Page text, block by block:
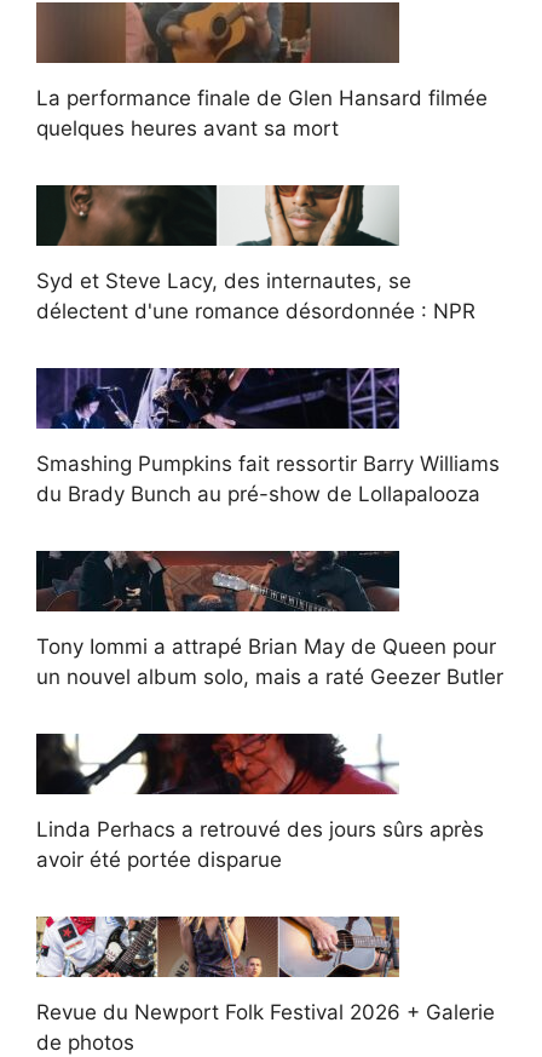
La performance finale de Glen Hansard filmée
quelques heures avant sa mort
Syd et Steve Lacy, des internautes, se
délectent d'une romance désordonnée : NPR
Smashing Pumpkins fait ressortir Barry Williams
du Brady Bunch au pré-show de Lollapalooza
Tony Iommi a attrapé Brian May de Queen pour
un nouvel album solo, mais a raté Geezer Butler
Linda Perhacs a retrouvé des jours sûrs après
avoir été portée disparue
Revue du Newport Folk Festival 2026 + Galerie
de photos